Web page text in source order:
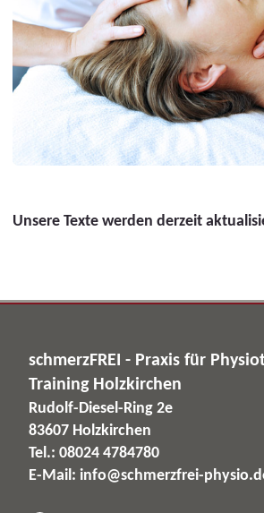
Unsere Texte werden derzeit
schmerzFREI - Praxis für
Training Holzkirchen
Rudolf-Diesel-Ring 2e
83607 Holzkirchen
Tel.: 08024 4784780
E-Mail: info@schmerzfrei-